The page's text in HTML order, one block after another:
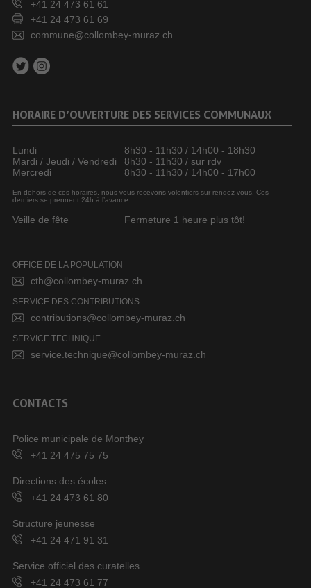
+41 24 473 61 61
+41 24 473 61 69
commune@collombey-muraz.ch
HORAIRE D’OUVERTURE DES SERVICES COMMUNAUX
Lundi
8h30 - 11h30 / 14h00 - 18h30
Mardi / Jeudi / Vendredi
8h30 - 11h30 / sur rdv
Mercredi
8h30 - 11h30 / 14h00 - 17h00
En dehors de ces horaires, nous vous recevons volontiers sur rendez-vous. Ces
derniers se prennent 24h à l’avance.
Veille de fête Fermeture 1 heure plus tôt!
OFFICE DE LA POPULATION
cth@collombey-muraz.ch
SERVICE DES CONTRIBUTIONS
contributions@collombey-muraz.ch
SERVICE TECHNIQUE
service.technique@collombey-muraz.ch
CONTACTS
Police municipale de Monthey
+41 24 475 75 75
Directions des écoles
+41 24 473 61 80
Structure jeunesse
+41 24 471 91 31
Service officiel des curatelles
+41 24 473 61 77